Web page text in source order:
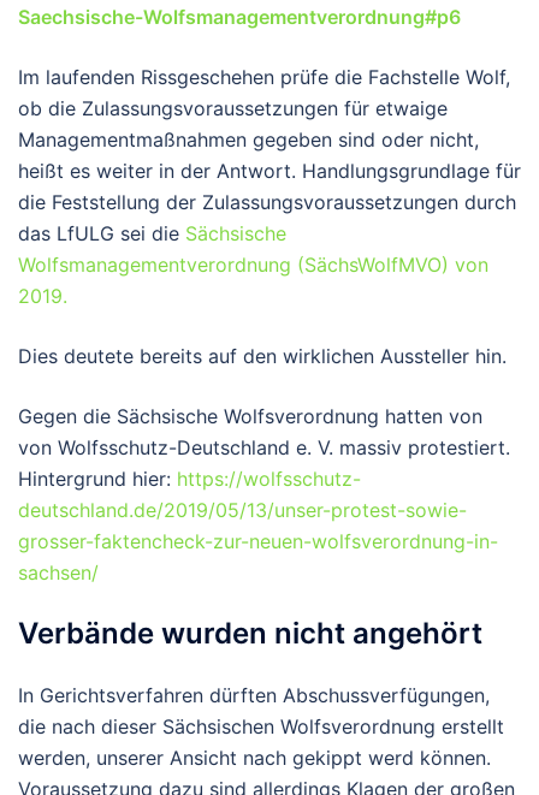
Saechsische-Wolfsmanagementverordnung#p6
Im laufenden Rissgeschehen prüfe die Fachstelle Wolf,
ob die Zulassungsvoraussetzungen für etwaige
Managementmaßnahmen gegeben sind oder nicht,
heißt es weiter in der Antwort. Handlungsgrundlage für
die Feststellung der Zulassungsvoraussetzungen durch
das LfULG sei die Sächsische
Wolfsmanagementverordnung (SächsWolfMVO) von
2019.
Dies deutete bereits auf den wirklichen Aussteller hin.
Gegen die Sächsische Wolfsverordnung hatten von
von Wolfsschutz-Deutschland e. V. massiv protestiert.
Hintergrund hier: https://wolfsschutz-
deutschland.de/2019/05/13/unser-protest-sowie-
grosser-faktencheck-zur-neuen-wolfsverordnung-in-
sachsen/
Verbände wurden nicht angehört
In Gerichtsverfahren dürften Abschussverfügungen,
die nach dieser Sächsischen Wolfsverordnung erstellt
werden, unserer Ansicht nach gekippt werd können.
Voraussetzung dazu sind allerdings Klagen der großen